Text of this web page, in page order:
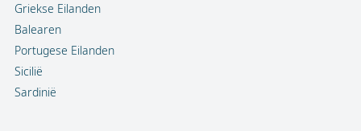
Griekse Eilanden
Balearen
Portugese Eilanden
Sicilië
Sardinië